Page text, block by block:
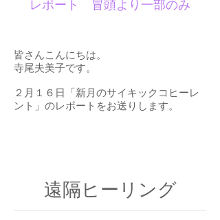
レポート 冒頭より一部のみ
皆さんこんにちは。
寺尾夫美子です。
２月１６日「新月のサイキックコヒーレ
ント」のレポートをお送りします。
遠隔ヒーリング